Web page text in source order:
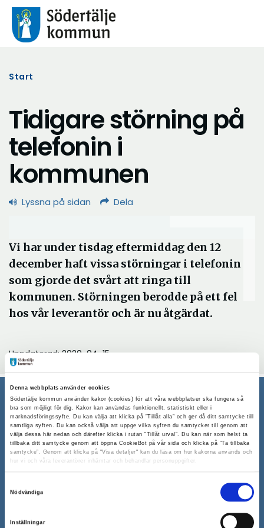
Denna webbplats använder cookies
Södertälje kommun använder kakor (cookies) för att våra webbplatser ska fungera så
bra som möjligt för dig. Kakor kan användas funktionellt, statistiskt eller i
marknadsföringssyfte. Du kan välja att klicka på ”Tillåt alla” och ger då ditt samtycke till
samtliga syften. Du kan också välja att uppge vilka syften du samtycker till genom att
välja dessa här nedan och därefter klicka i rutan ”Tillåt urval”. Du kan när som helst ta
tillbaka ditt samtycke genom att öppna CookieBot på vår sida och klicka på ”Ta tillbaka
samtycke”. Genom att klicka på "Visa detaljer" kan du läsa om hur kakorna används och
hur vi och våra leverantörer inhämtar och behandlar personuppgifter.
Nödvändiga
Inställningar
Start
Tidigare störning på
telefonin i
kommunen
Lyssna på sidan Dela
Vi har under tisdag eftermiddag den 12
december haft vissa störningar i telefonin
som gjorde det svårt att ringa till
kommunen. Störningen berodde på ett fel
hos vår leverantör och är nu åtgärdat.
Uppdaterad: 2020-04-15
Södertälje kommun
151 89 Södertälje
Besöksadress: Nyköpingsvägen 26
Org.nr. 212000–0159
Södertälje kommun skickas